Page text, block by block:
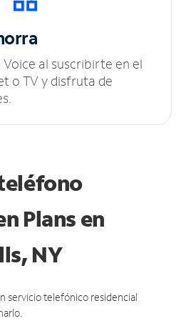
al suscribirte en el
o TV y disfruta de
Plans en
NY
servicio telefónico residencial